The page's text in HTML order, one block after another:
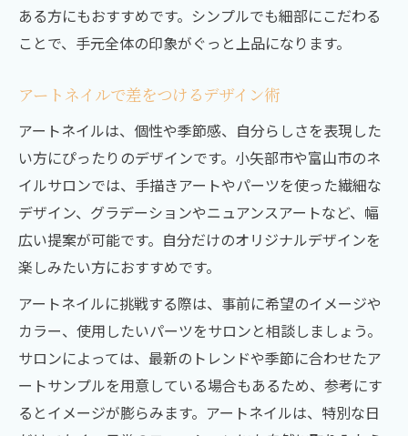
ある方にもおすすめです。シンプルでも細部にこだわる
ことで、手元全体の印象がぐっと上品になります。
アートネイルで差をつけるデザイン術
アートネイルは、個性や季節感、自分らしさを表現した
い方にぴったりのデザインです。小矢部市や富山市のネ
イルサロンでは、手描きアートやパーツを使った繊細な
デザイン、グラデーションやニュアンスアートなど、幅
広い提案が可能です。自分だけのオリジナルデザインを
楽しみたい方におすすめです。
アートネイルに挑戦する際は、事前に希望のイメージや
カラー、使用したいパーツをサロンと相談しましょう。
サロンによっては、最新のトレンドや季節に合わせたア
ートサンプルを用意している場合もあるため、参考にす
るとイメージが膨らみます。アートネイルは、特別な日